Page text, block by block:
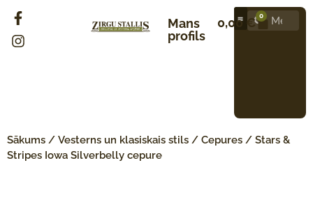
Mans
profils
0,00 € 0
Sākums / Vesterns un klasiskais stils / Cepures / Stars &
Stripes Iowa Silverbelly cepure